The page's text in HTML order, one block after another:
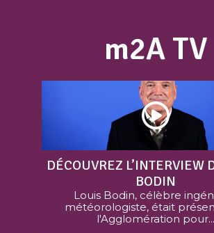
m2A TV
DÉCOUVREZ L’INTERVIEW
BODIN
Louis Bodin, célèbre
météorologiste, était
l'Agglomération pour...